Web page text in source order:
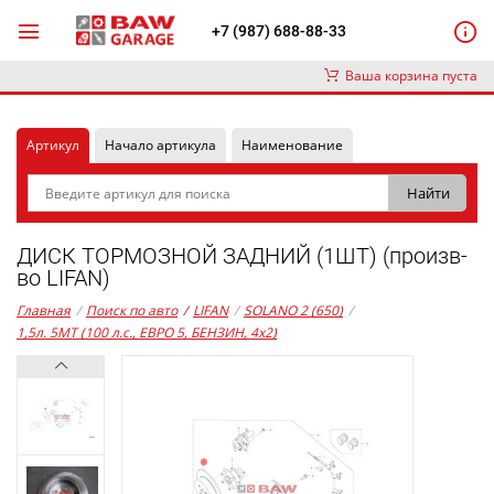
+7 (987) 688-88-33
Ваша корзина пуста
Артикул Начало артикула Наименование
ДИСК ТОРМОЗНОЙ ЗАДНИЙ (1ШТ) (произв-
во LIFAN)
Главная / Поиск по авто / LIFAN / SOLANO 2 (650) /
1,5л. 5MT (100 л.с., ЕВРО 5, БЕНЗИН, 4x2)